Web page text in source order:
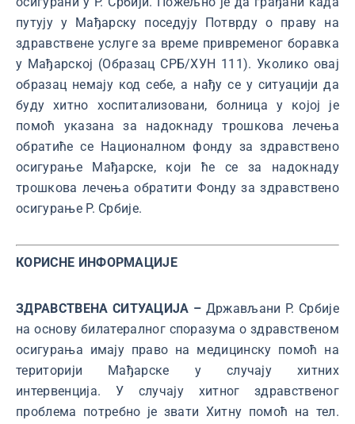
путују у Мађарску поседују Потврду о праву на
здравствене услуге за време привременог боравка
у Мађарској (Образац СРБ/ХУН 111). Уколико овај
образац немају код себе, а нађу се у ситуацији да
буду хитно хоспитализовани, болница у којој је
помоћ указана за надокнаду трошкова лечења
обратиће се Националном фонду за здравствено
осигурање Мађарске, који ће се за надокнаду
трошкова лечења обратити Фонду за здравствено
осигурање Р. Србије.
КОРИСНЕ ИНФОРМАЦИЈЕ
ЗДРАВСТВЕНА СИТУАЦИЈА – Држављани Р. Србије
на основу билатералног споразума о здравственом
осигурања имају право на медицинску помоћ на
територији Мађарске у случају хитних
интервенција. У случају хитног здравственог
проблема потребно је звати Хитну помоћ на тел.